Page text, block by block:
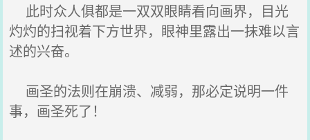
此时众人俱都是一双双眼睛看向画界，目光
灼灼的扫视着下方世界，眼神里露出一抹难以言
述的兴奋。
画圣的法则在崩溃、减弱，那必定说明一件
事，画圣死了！